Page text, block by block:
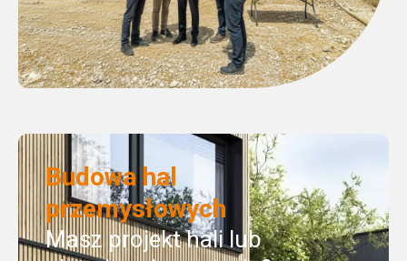
Budowa hal
przemysłowych
Masz projekt hali lub